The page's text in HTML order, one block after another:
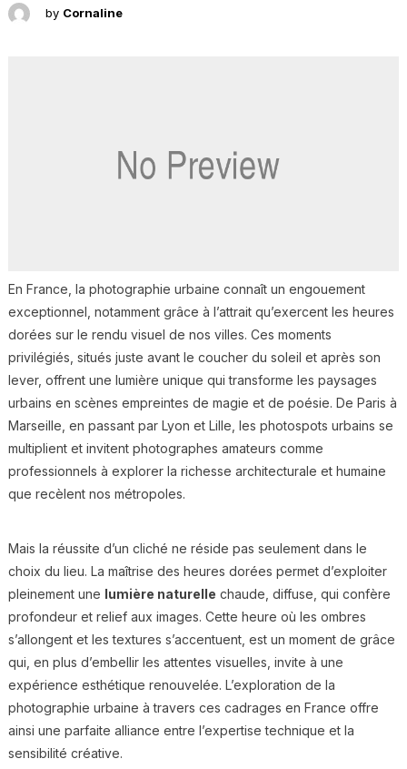
by Cornaline
En France, la photographie urbaine connaît un engouement
exceptionnel, notamment grâce à l’attrait qu’exercent les heures
dorées sur le rendu visuel de nos villes. Ces moments
privilégiés, situés juste avant le coucher du soleil et après son
lever, offrent une lumière unique qui transforme les paysages
urbains en scènes empreintes de magie et de poésie. De Paris à
Marseille, en passant par Lyon et Lille, les photospots urbains se
multiplient et invitent photographes amateurs comme
professionnels à explorer la richesse architecturale et humaine
que recèlent nos métropoles.
Mais la réussite d’un cliché ne réside pas seulement dans le
choix du lieu. La maîtrise des heures dorées permet d’exploiter
pleinement une lumière naturelle chaude, diffuse, qui confère
profondeur et relief aux images. Cette heure où les ombres
s’allongent et les textures s’accentuent, est un moment de grâce
qui, en plus d’embellir les attentes visuelles, invite à une
expérience esthétique renouvelée. L’exploration de la
photographie urbaine à travers ces cadrages en France offre
ainsi une parfaite alliance entre l’expertise technique et la
sensibilité créative.